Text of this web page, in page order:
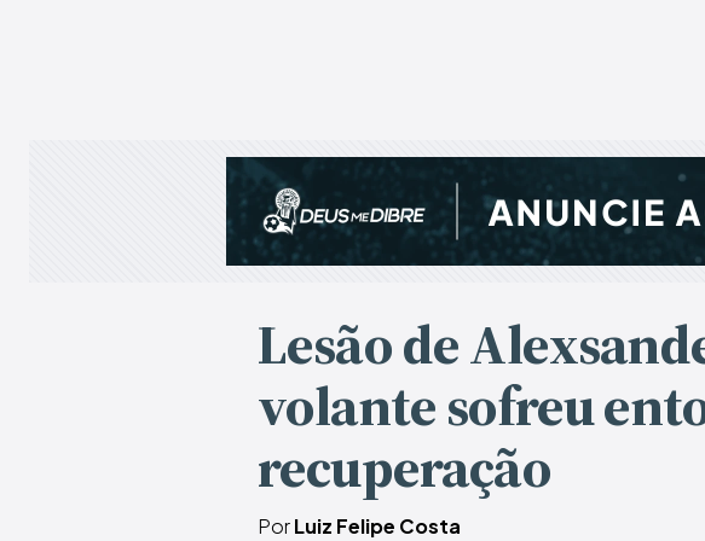
Lesão de
volante sofreu
recuperação
PorLuiz Felipe Costa